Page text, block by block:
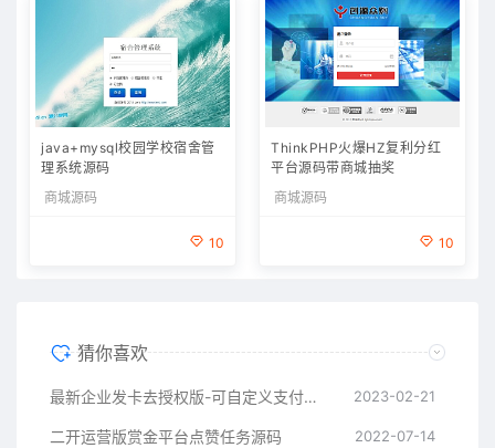
java+mysql校园学校宿舍管
理系统源码
商城源码
10
ThinkPHP火爆HZ复利分红
平台源码带商城抽奖
商城源码
10
猜你喜欢
最新企业发卡去授权版-可自定义支付接口 2023-02-21
二开运营版赏金平台点赞任务源码 2022-07-14